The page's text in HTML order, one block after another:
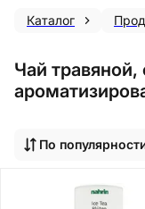
Каталог
Чай
По